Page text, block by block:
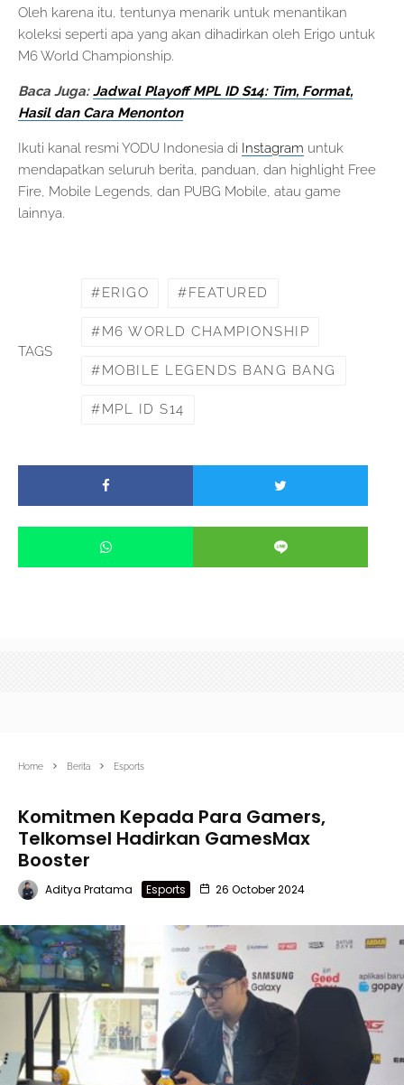
Oleh karena itu, tentunya menarik untuk menantikan
koleksi seperti apa yang akan dihadirkan oleh Erigo untuk
M6 World Championship.
Baca Juga:Jadwal Playoff MPL ID S14: Tim, Format,
Hasil dan Cara Menonton
Ikuti kanal resmi YODU Indonesia di Instagram untuk
mendapatkan seluruh berita, panduan, dan highlight Free
Fire, Mobile Legends, dan PUBG Mobile, atau game
lainnya.
TAGS
ERIGO FEATURED
M6 WORLD CHAMPIONSHIP
MOBILE LEGENDS BANG BANG
MPL ID S14
Home Berita Esports
Komitmen Kepada Para Gamers,
Telkomsel Hadirkan GamesMax
Booster
Aditya Pratama Esports 26 October 2024